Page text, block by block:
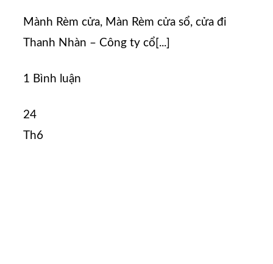
Mành Rèm cửa, Màn Rèm cửa sổ, cửa đi
Thanh Nhàn – Công ty cổ[...]
1 Bình luận
24
Th6